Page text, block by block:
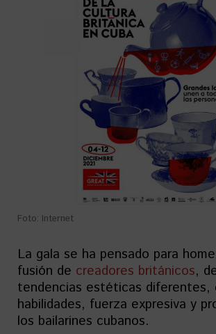
Foto: Internet
La gala se ha pensado para
fusión de creadores británicos,
tendencias estéticas diferentes,
habilidades, fuerza expresiva y
los bailarines cubanos.